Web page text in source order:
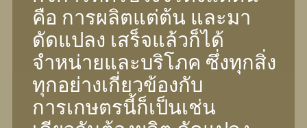
คือ การผลิตแต่ต้น และมา
ดัดแปลง เสร็จแล้วก็ได้
จำหน่ายและบริโภค ซึ่งทุกสิ่ง
ทุกอย่างเกี่ยวข้องกับ
การเกษตรนี้ก็เป็นเช่น